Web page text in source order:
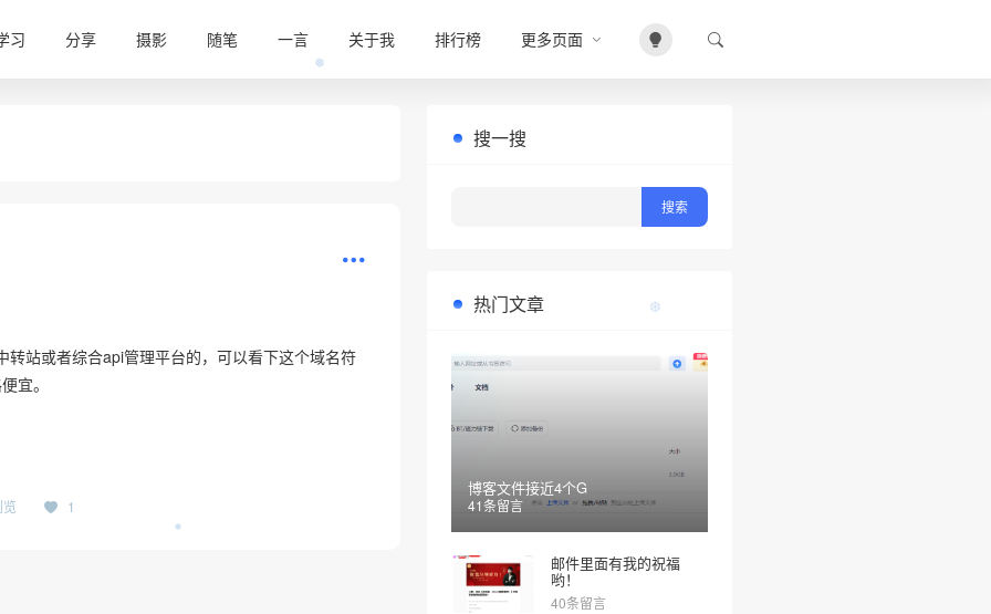
习 分享 摄影 随笔 一言 关于我 排行榜 更多页面
转站或者综合api管理平台的，可以看下这个域名符
宜。
1
搜一搜
热门文章
博客文件接近4个G
41条留言
邮件里面有我的祝福
哟！
40条留言